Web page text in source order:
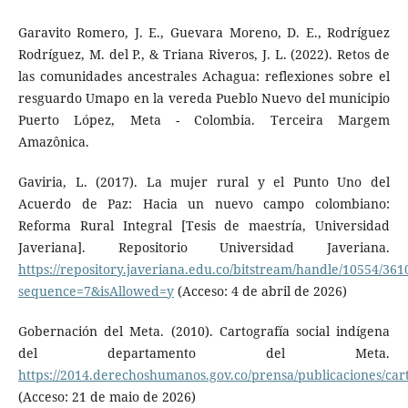
Garavito Romero, J. E., Guevara Moreno, D. E., Rodríguez
Rodríguez, M. del P., & Triana Riveros, J. L. (2022). Retos de
las comunidades ancestrales Achagua: reflexiones sobre el
resguardo Umapo en la vereda Pueblo Nuevo del municipio
Puerto López, Meta - Colombia. Terceira Margem
Amazônica.
Gaviria, L. (2017). La mujer rural y el Punto Uno del
Acuerdo de Paz: Hacia un nuevo campo colombiano:
Reforma Rural Integral [Tesis de maestría, Universidad
Javeriana]. Repositorio Universidad Javeriana.
https://repository.javeriana.edu.co/bitstream/handle/10554/
sequence=7&isAllowed=y(Acceso: 4 de abril de 2026)
Gobernación del Meta. (2010). Cartografía social indígena
del departamento del Meta.
https://2014.derechoshumanos.gov.co/prensa/publicaciones/
(Acceso: 21 de maio de 2026)